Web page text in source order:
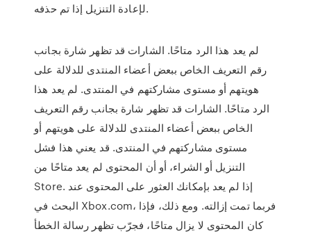
لإعادة التنزيل إذا تم حذفه.
لم يعد هذا الرد متاحًا. الشارات قد تظهر شارة بجانب
رقم التعريف الخاص ببعض أعضاء المنتدى للدلالة على
هويتهم أو مستوى مشاركتهم في المنتدى. لم يعد هذا
الرد متاحًا. الشارات قد تظهر شارة بجانب رقم التعريف
الخاص ببعض أعضاء المنتدى للدلالة على هويتهم أو
مستوى مشاركتهم في المنتدى. قد يعني هذا فشل
التنزيل أو الشراء، أو أن المحتوى لم يعد متاحًا من
Store. إذا لم يعد بإمكانك العثور على المحتوى عند
البحث في Xbox.com، فربما تمت إزالته. ومع ذلك، فإذا
كان المحتوى لا يزال متاحًا، فجرّب تظهر رسالة الخطأ